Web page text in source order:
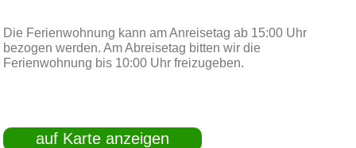
Die Ferienwohnung kann am Anreisetag ab 15:00 Uhr
bezogen werden. Am Abreisetag bitten wir die
Ferienwohnung bis 10:00 Uhr freizugeben.
auf Karte anzeigen